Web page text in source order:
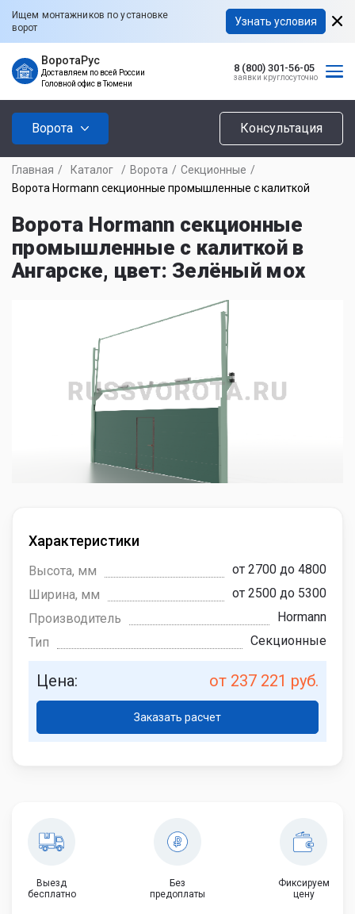
Ищем монтажников по установке
ворот
Узнать условия
ВоротаРус
Доставляем по всей России
Головной офис в Тюмени
8 (800) 301-56-05
заявки круглосуточно
Ворота Консультация
Главная / Каталог / Ворота / Секционные /
Ворота Hormann секционные промышленные с калиткой
Ворота Hormann секционные
промышленные с калиткой в
Ангарске, цвет: Зелёный мох
Характеристики
Высота, мм
от 2700 до 4800
Ширина, мм
от 2500 до 5300
Производитель
Hormann
Тип
Секционные
Цена: от 237 221 руб.
Заказать расчет
Выезд
бесплатно
Без
предоплаты
Фиксируем
цену